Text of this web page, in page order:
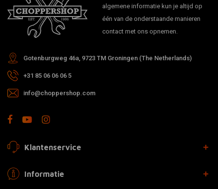
algemene informatie kun je altijd op
één van de onderstaande manieren
contact met ons opnemen.
Gotenburgweg 46a, 9723 TM Groningen (The Netherlands)
+31 85 06 06 06 5
info@choppershop.com
Klantenservice
Informatie